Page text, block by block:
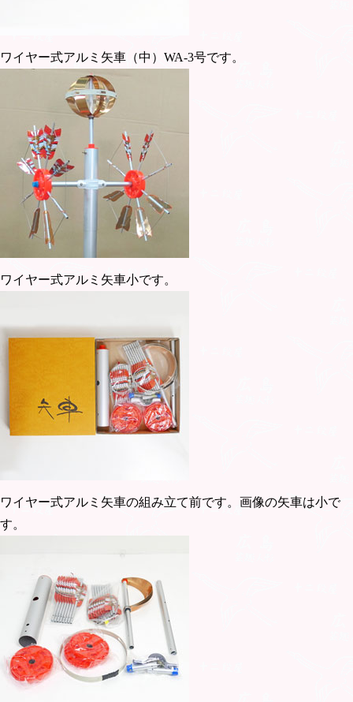
ワイヤー式アルミ矢車（中）WA-3号です。
ワイヤー式アルミ矢車小です。
ワイヤー式アルミ矢車の組み立て前です。画像の矢車は小で
す。